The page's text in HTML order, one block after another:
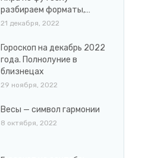
разбираем форматы,…
21 декабря, 2022
Гороскоп на декабрь 2022
года. Полнолуние в
близнецах
29 ноября, 2022
Весы — символ гармонии
8 октября, 2022